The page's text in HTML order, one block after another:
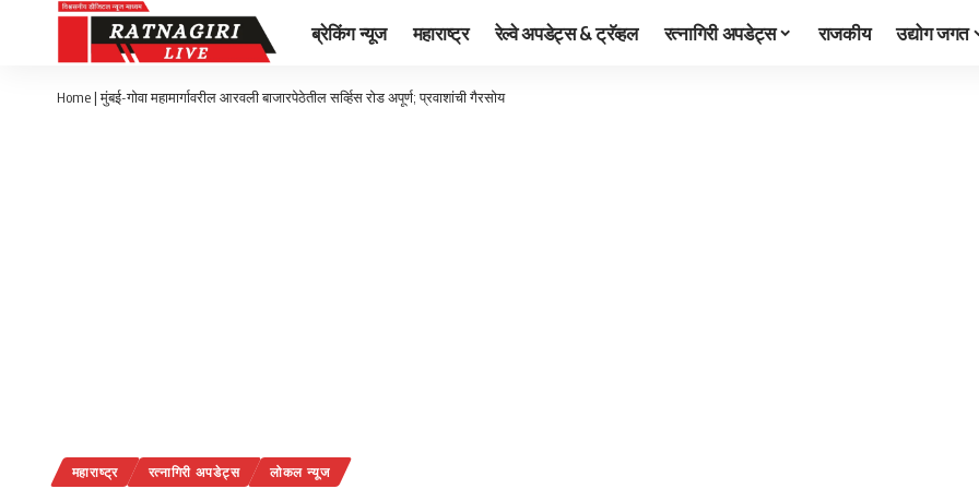
ब्रेकिंग न्यूज महाराष्ट्र रेल्वे अपडेट्स & ट्रॅव्हल रत्नागिरी अपडेट्स राजकीय उद्योग जगत
Home |मुंबई-गोवा महामार्गावरील आरवली बाजारपेठेतील सर्व्हिस रोड अपूर्ण; प्रवाशांची गैरसोय
महाराष्ट्र रत्नागिरी अपडेट्स लोकल न्यूज